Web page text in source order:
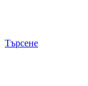
Търсене